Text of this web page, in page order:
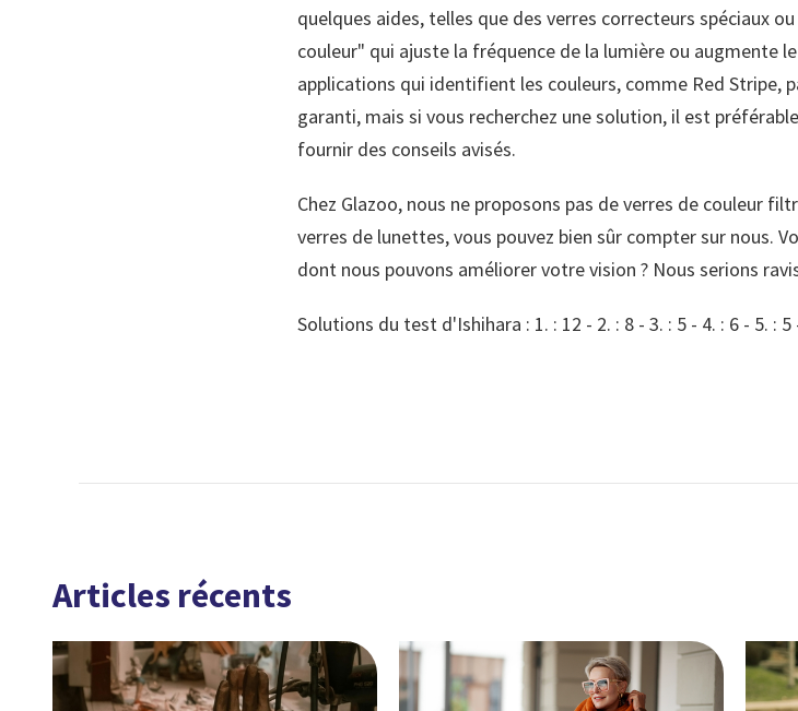
quelques aides, telles que des verres correcteurs spéciaux
couleur" qui ajuste la fréquence de la lumière ou augmente
applications qui identifient les couleurs, comme Red Stripe,
garanti, mais si vous recherchez une solution, il est
fournir des conseils avisés.
Chez Glazoo, nous ne proposons pas de verres de couleur
verres de lunettes, vous pouvez bien sûr compter sur nous.
dont nous pouvons améliorer votre vision ? Nous serions
Solutions du test d'Ishihara : 1. : 12 - 2. : 8 - 3. : 5 - 4. : 6 - 5. : 5
Articles récents